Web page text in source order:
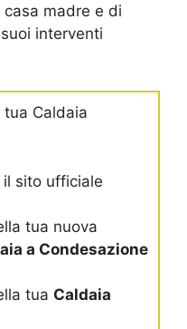
madre e di
interventi
Caldaia
il sito ufficiale
tua nuova
a Condesazione
tua Caldaia